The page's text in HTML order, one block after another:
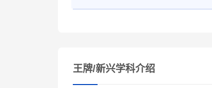
王牌/新兴学科介绍